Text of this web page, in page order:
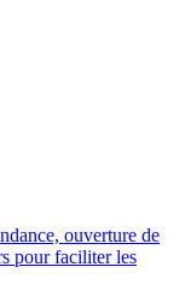
ouverture de
pour faciliter les